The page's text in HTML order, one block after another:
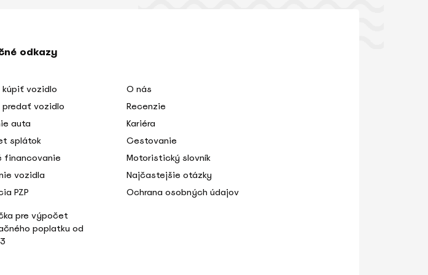
odkazy
kúpiť vozidlo
predať vozidlo
auta
splátok
financovanie
vozidla
PZP
O nás
Recenzie
Kariéra
Cestovanie
Motoristický slovník
Najčastejšie otázky
Ochrana osobných údajov
pre výpočet
poplatku od